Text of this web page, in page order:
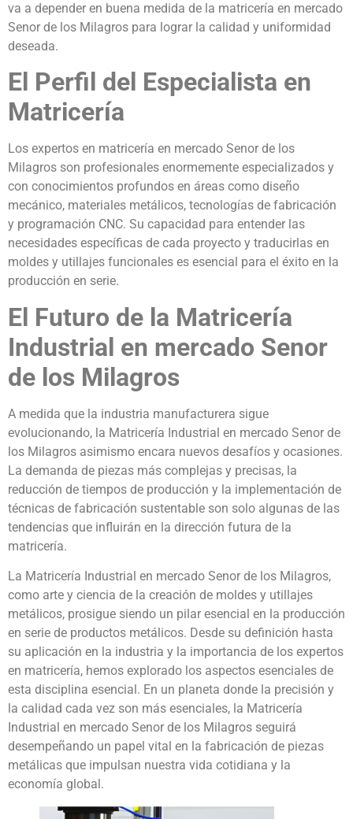
va a depender en buena medida de la matricería en mercado
Senor de los Milagros para lograr la calidad y uniformidad
deseada.
El Perfil del Especialista en
Matricería
Los expertos en matricería en mercado Senor de los
Milagros son profesionales enormemente especializados y
con conocimientos profundos en áreas como diseño
mecánico, materiales metálicos, tecnologías de fabricación
y programación CNC. Su capacidad para entender las
necesidades específicas de cada proyecto y traducirlas en
moldes y utillajes funcionales es esencial para el éxito en la
producción en serie.
El Futuro de la Matricería
Industrial en mercado Senor
de los Milagros
A medida que la industria manufacturera sigue
evolucionando, la Matricería Industrial en mercado Senor de
los Milagros asimismo encara nuevos desafíos y ocasiones.
La demanda de piezas más complejas y precisas, la
reducción de tiempos de producción y la implementación de
técnicas de fabricación sustentable son solo algunas de las
tendencias que influirán en la dirección futura de la
matricería.
La Matricería Industrial en mercado Senor de los Milagros,
como arte y ciencia de la creación de moldes y utillajes
metálicos, prosigue siendo un pilar esencial en la producción
en serie de productos metálicos. Desde su definición hasta
su aplicación en la industria y la importancia de los expertos
en matricería, hemos explorado los aspectos esenciales de
esta disciplina esencial. En un planeta donde la precisión y
la calidad cada vez son más esenciales, la Matricería
Industrial en mercado Senor de los Milagros seguirá
desempeñando un papel vital en la fabricación de piezas
metálicas que impulsan nuestra vida cotidiana y la
economía global.